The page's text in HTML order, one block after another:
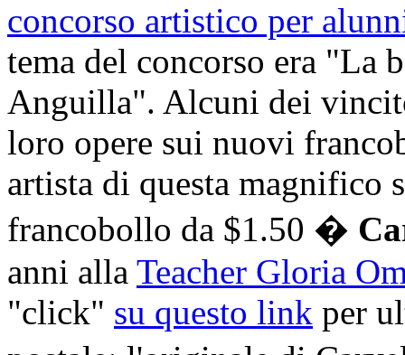
concorso artistico per
tema del concorso era "La
Anguilla". Alcuni dei
loro opere sui nuovi
artista di questa magnifico
francobollo da $1.50 �
anni alla Teacher Gloria
"click" su questo link per